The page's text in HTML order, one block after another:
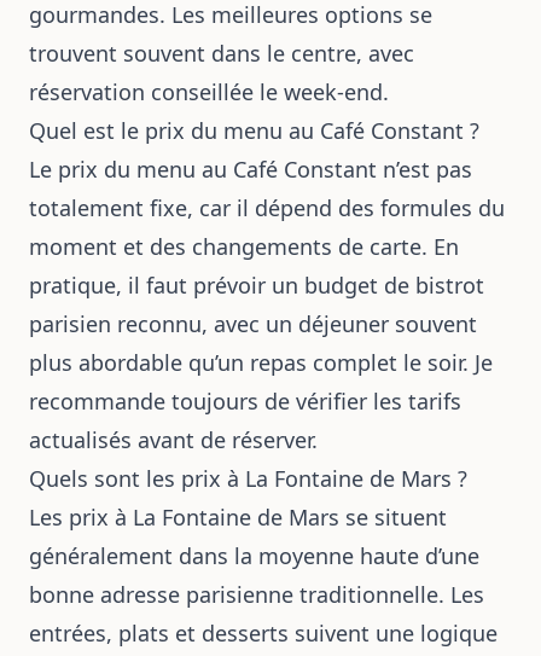
gourmandes. Les meilleures options se
trouvent souvent dans le centre, avec
réservation conseillée le week-end.
Quel est le prix du menu au Café Constant ?
Le prix du menu au Café Constant n’est pas
totalement fixe, car il dépend des formules du
moment et des changements de carte. En
pratique, il faut prévoir un budget de bistrot
parisien reconnu, avec un déjeuner souvent
plus abordable qu’un repas complet le soir. Je
recommande toujours de vérifier les tarifs
actualisés avant de réserver.
Quels sont les prix à La Fontaine de Mars ?
Les prix à La Fontaine de Mars se situent
généralement dans la moyenne haute d’une
bonne adresse parisienne traditionnelle. Les
entrées, plats et desserts suivent une logique